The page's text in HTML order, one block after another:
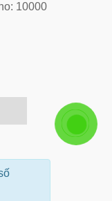
10000